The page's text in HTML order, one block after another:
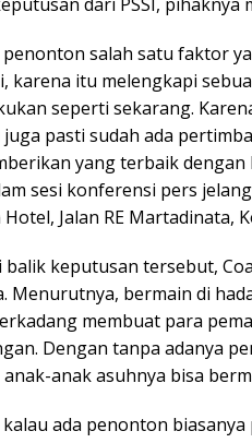
penonton salah satu faktor
karena itu melengkapi
seperti sekarang.
juga pasti sudah ada
yang terbaik dengan
sesi konferensi pers
Jalan RE Martadinata,
balik keputusan tersebut,
Menurutnya, bermain di
membuat para
Dengan tanpa adanya
anak asuhnya bisa
kalau ada penonton